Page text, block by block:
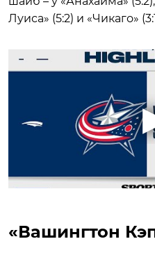
Луиса» (5:2) и «Чикаго»
«Вашингтон